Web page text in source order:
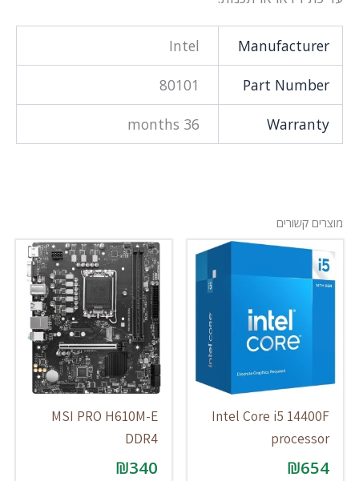
Manufacturer
Intel
Part Number
80101
Warranty
36 months
מוצרים קשורים
Intel Core i5 14400F
processor
₪654
MSI PRO H610M-E
DDR4
₪340